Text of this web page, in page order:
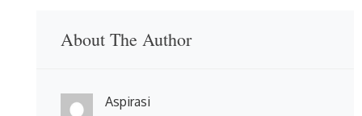
About The Author
Aspirasi